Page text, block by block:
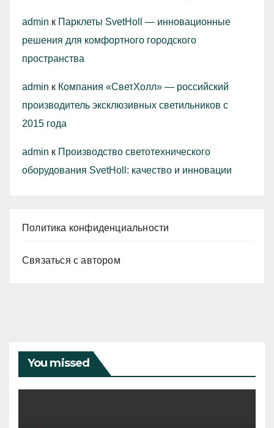
admin к Парклеты SvetHoll — инновационные
решения для комфортного городского
пространства
admin к Компания «СветХолл» — российский
производитель эксклюзивных светильников с
2015 года
admin к Производство светотехнического
оборудования SvetHoll: качество и инновации
Политика конфиденциальности
Связаться с автором
You missed